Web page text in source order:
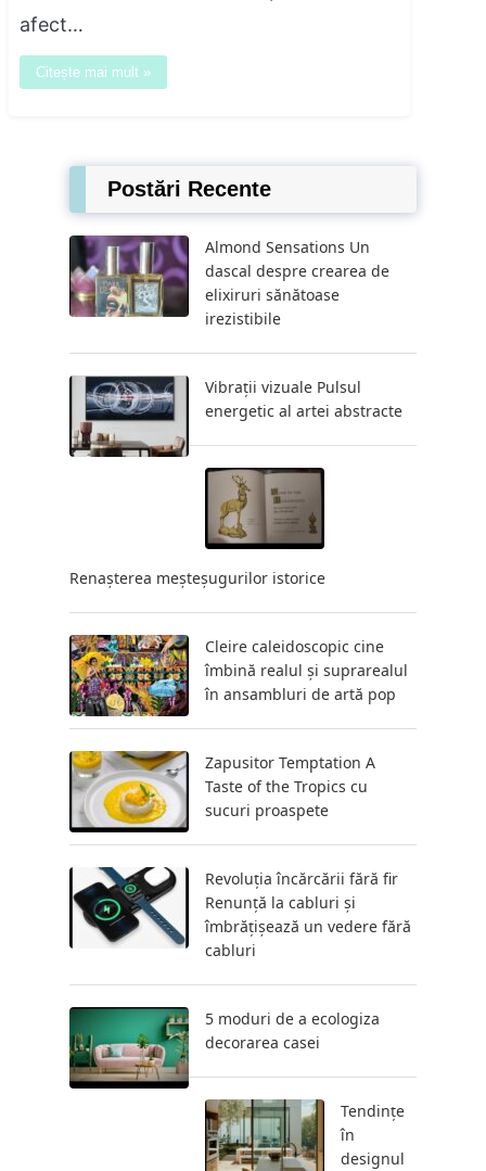
afect…
Citește mai mult »
Postări Recente
Almond Sensations Un
dascal despre crearea de
elixiruri sănătoase
irezistibile
Vibrații vizuale Pulsul
energetic al artei abstracte
Renașterea meșteșugurilor istorice
Cleire caleidoscopic cine
îmbină realul și suprarealul
în ansambluri de artă pop
Zapusitor Temptation A
Taste of the Tropics cu
sucuri proaspete
Revoluția încărcării fără fir
Renunță la cabluri și
îmbrățișează un vedere fără
cabluri
5 moduri de a ecologiza
decorarea casei
Tendințe
în
designul